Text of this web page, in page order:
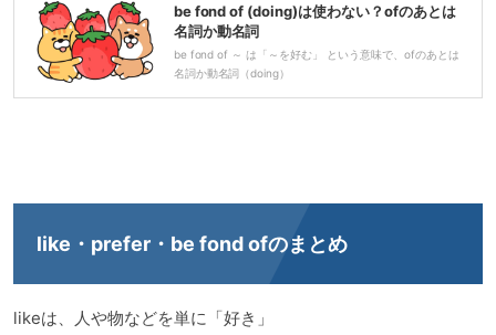
be fond of (doing)は使わない？ofのあとは
名詞か動名詞
be fond of ～ は「～を好む」 という意味で、ofのあとは
名詞か動名詞（doing）
like・prefer・be fond ofのまとめ
likeは、人や物などを単に「好き」